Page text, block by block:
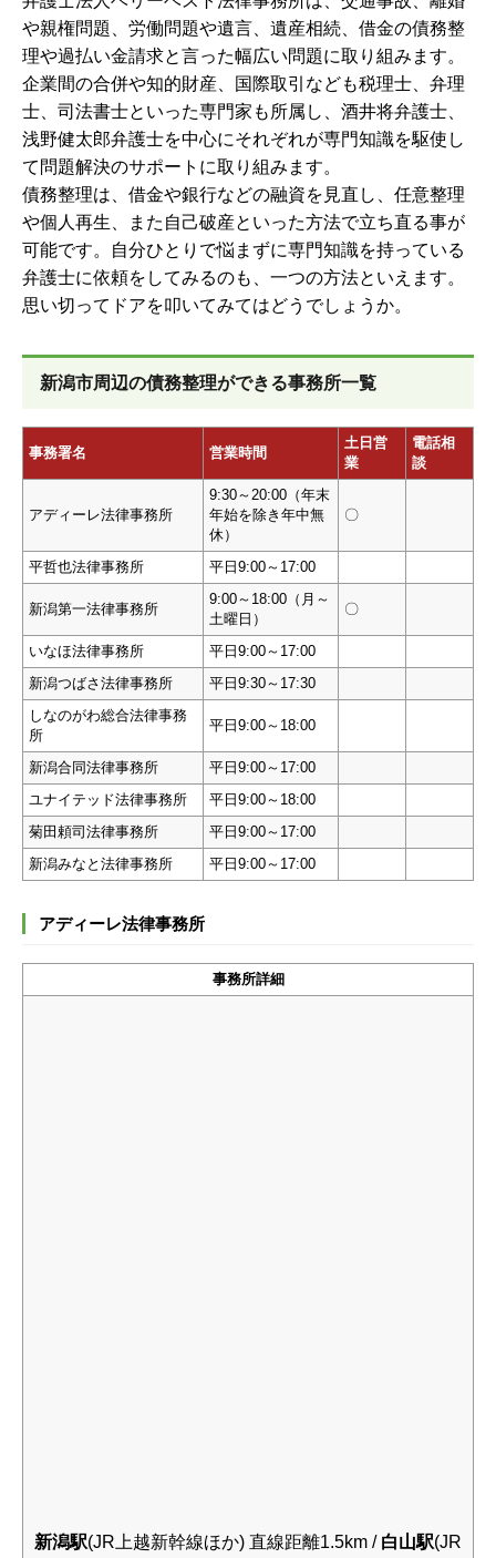
や親権問題、労働問題や遺言、遺産相続、借金の債務整
理や過払い金請求と言った幅広い問題に取り組みます。
企業間の合併や知的財産、国際取引なども税理士、弁理
士、司法書士といった専門家も所属し、酒井将弁護士、
浅野健太郎弁護士を中心にそれぞれが専門知識を駆使し
て問題解決のサポートに取り組みます。
債務整理は、借金や銀行などの融資を見直し、任意整理
や個人再生、また自己破産といった方法で立ち直る事が
可能です。自分ひとりで悩まずに専門知識を持っている
弁護士に依頼をしてみるのも、一つの方法といえます。
思い切ってドアを叩いてみてはどうでしょうか。
新潟市周辺の債務整理ができる事務所一覧
事務署名 営業時間
土日営
業
電話相
談
アディーレ法律事務所
9:30～20:00（年末
年始を除き年中無
休）
〇
平哲也法律事務所 平日9:00～17:00
新潟第一法律事務所
9:00～18:00（月～
土曜日）
〇
いなほ法律事務所
平日9:00～17:00
新潟つばさ法律事務所
平日9:30～17:30
しなのがわ総合法律事務
所
平日9:00～18:00
新潟合同法律事務所
平日9:00～17:00
ユナイテッド法律事務所
平日9:00～18:00
菊田頼司法律事務所
平日9:00～17:00
新潟みなと法律事務所
平日9:00～17:00
アディーレ法律事務所
事務所詳細
新潟駅(JR上越新幹線ほか) 直線距離1.5km / 白山駅(JR